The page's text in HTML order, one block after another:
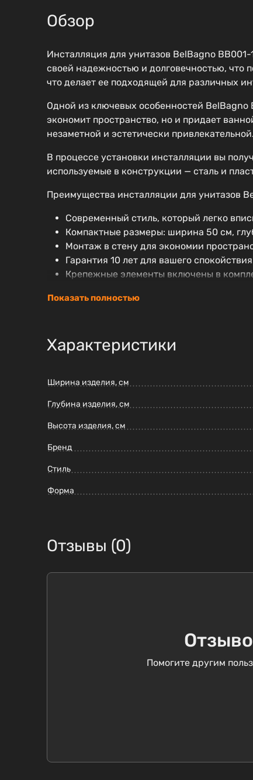
Обзор
Инсталляция для унитазов BelBagno
своей надежностью и долговечностью, что
что делает ее подходящей для различных
Одной из ключевых особенностей BelBagno
экономит пространство, но и придает
незаметной и эстетически привлекательной.
В процессе установки инсталляции вы
используемые в конструкции — сталь и
Преимущества инсталляции для унитазов
Современный стиль, который легко
Компактные размеры: ширина 50 см,
Монтаж в стену для экономии
Гарантия 10 лет для вашего
Крепежные элементы включены в
Выбирая инсталляцию для унитазов
Показать полностью
Характеристики
Ширина изделия, см
Глубина изделия, см
Высота изделия, см
Бренд
Стиль
Форма
Отзывы (0)
Помогите другим